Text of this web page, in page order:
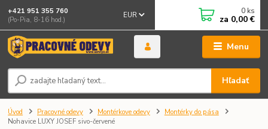
Menu
EUR
Hľadať
+421 951 355 760
(Po-Pia, 8-16 hod.)
0 ks
za 0,00 €
Úvod Pracovné odevy Montérkove odevy
Montérky do pása
Nohavice LUXY JOSEF sivo-červené